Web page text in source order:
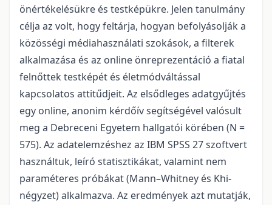
önértékelésükre és testképükre. Jelen tanulmány
célja az volt, hogy feltárja, hogyan befolyásolják a
közösségi médiahasználati szokások, a filterek
alkalmazása és az online önreprezentáció a fiatal
felnőttek testképét és életmódváltással
kapcsolatos attitűdjeit. Az elsődleges adatgyűjtés
egy online, anonim kérdőív segítségével valósult
meg a Debreceni Egyetem hallgatói körében (N =
575). Az adatelemzéshez az IBM SPSS 27 szoftvert
használtuk, leíró statisztikákat, valamint nem
paraméteres próbákat (Mann–Whitney és Khi-
négyzet) alkalmazva. Az eredmények azt mutatják,